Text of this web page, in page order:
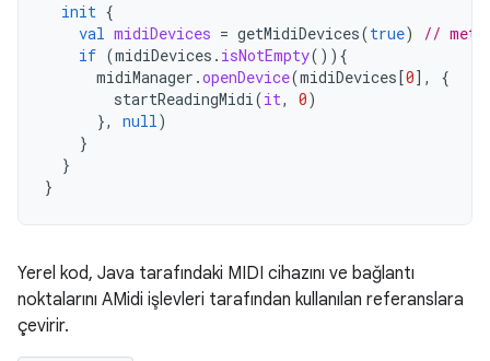
init {
val midiDevices = getMidiDevices(true)
//
if (midiDevices . isNotEmpty()){
midiManager .openDevice(midiDevices [0] ,
{
startReadingMidi(it, 0)
},
null)
}
}
}
Yerel kod, Java tarafındaki MIDI cihazını ve bağlantı
noktalarını AMidi işlevleri tarafından kullanılan referanslara
çevirir.